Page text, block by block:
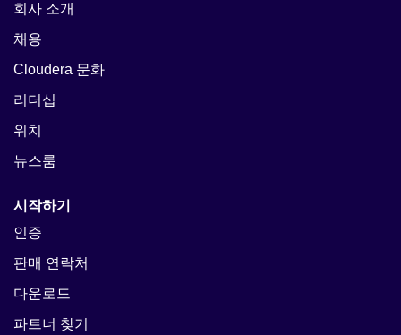
회사 소개
채용
Cloudera 문화
리더십
위치
뉴스룸
시작하기
인증
판매 연락처
다운로드
파트너 찾기